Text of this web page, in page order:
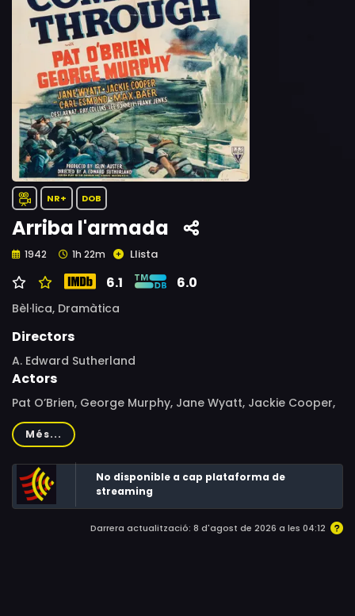
NR+ DOB
Arriba l'armada
1942 1h 22m Llista
6.1 6.0
Bèl·lica, Dramàtica
Directors
A. Edward Sutherland
Actors
Pat O’Brien, George Murphy, Jane Wyatt, Jackie Cooper,
Carl Esmond, Max Baer, Desi Arnaz, Ray Collins, Franklin D.
Roosevelt, Lee Bonnell, Frank Jenks, John McGuire, Frank
Fenton, Joey Ray, Marten Lamont
Més...
No disponible a cap plataforma de
streaming
Darrera actualització: 8 d'agost de 2026 a les 04:12